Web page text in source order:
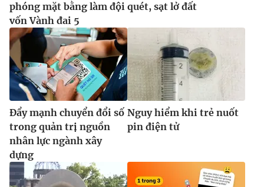
phóng mặt bằng làm đội
vốn Vành đai 5
quét, sạt lở đất
Đẩy mạnh chuyển đổi số
trong quản trị nguồn
nhân lực ngành xây
dựng
Nguy hiểm khi trẻ nuốt
pin điện tử